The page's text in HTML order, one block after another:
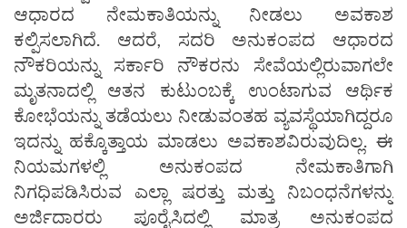
ಆಧಾರದ ನೇಮಕಾತಿಯನ್ನು ನೀಡಲು ಅವಕಾಶ
ಕಲ್ಪಿಸಲಾಗಿದೆ. ಆದರೆ, ಸದರಿ ಅನುಕಂಪದ ಆಧಾರದ
ನೌಕರಿಯನ್ನು ಸರ್ಕಾರಿ ನೌಕರನು ಸೇವೆಯಲ್ಲಿರುವಾಗಲೇ
ಮೃತನಾದಲ್ಲಿ ಆತನ ಕುಟುಂಬಕ್ಕೆ ಉಂಟಾಗುವ ಆರ್ಥಿಕ
ಕೋಭೆಯನ್ನು ತಡೆಯಲು ನೀಡುವಂತಹ ವ್ಯವಸ್ಥೆಯಾಗಿದ್ದರೂ
ಇದನ್ನು ಹಕ್ಕೊತ್ತಾಯ ಮಾಡಲು ಅವಕಾಶವಿರುವುದಿಲ್ಲ. ಈ
ನಿಯಮಗಳಲ್ಲಿ ಅನುಕಂಪದ ನೇಮಕಾತಿಗಾಗಿ
ನಿಗಧಿಪಡಿಸಿರುವ ಎಲ್ಲಾ ಷರತ್ತು ಮತ್ತು ನಿಬಂಧನೆಗಳನ್ನು
ಅರ್ಜಿದಾರರು ಪೂರೈಸಿದಲ್ಲಿ ಮಾತ್ರ ಅನುಕಂಪದ